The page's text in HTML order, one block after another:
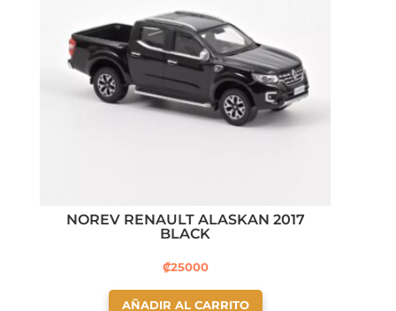
NOREV RENAULT ALASKAN 2017
BLACK
₡25000
AÑADIR AL CARRITO